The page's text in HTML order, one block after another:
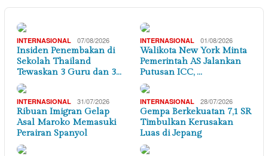
INTERNASIONAL 07/08/2026
Insiden Penembakan di
Sekolah Thailand
Tewaskan 3 Guru dan 3…
INTERNASIONAL 01/08/2026
Walikota New York Minta
Pemerintah AS Jalankan
Putusan ICC, …
INTERNASIONAL 31/07/2026
Ribuan Imigran Gelap
Asal Maroko Memasuki
Perairan Spanyol
INTERNASIONAL 28/07/2026
Gempa Berkekuatan 7,1 SR
Timbulkan Kerusakan
Luas di Jepang